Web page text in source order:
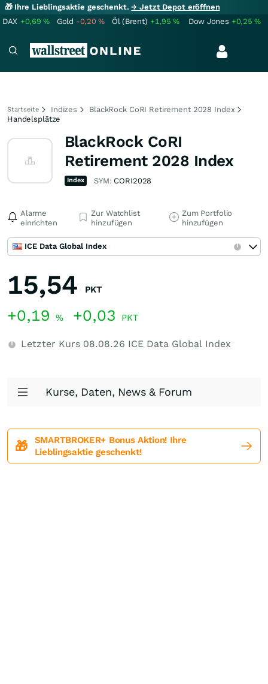
🎁 Ihre Lieblingsaktie geschenkt.→ Jetzt Depot eröffnen
DAX +0,69% Gold -0,20% Öl (Brent) +1,95% Dow Jones +0,25%
Startseite Indizes
BlackRock CoRI Retirement 2028 Index
Handelsplätze
BlackRock CoRI
Retirement 2028 Index
Index SYM: CORI2028
Alarme
einrichten
Zur Watchlist
hinzufügen
Zum Portfolio
hinzufügen
ICE Data Global Index
15,54 PKT
+0,19 % +0,03 PKT
Letzter Kurs 08.08.26 ICE Data Global Index
Kurse, Daten, News & Forum
🎁
SMARTBROKER+ Bonus Aktion! Ihre
Lieblingsaktie geschenkt!